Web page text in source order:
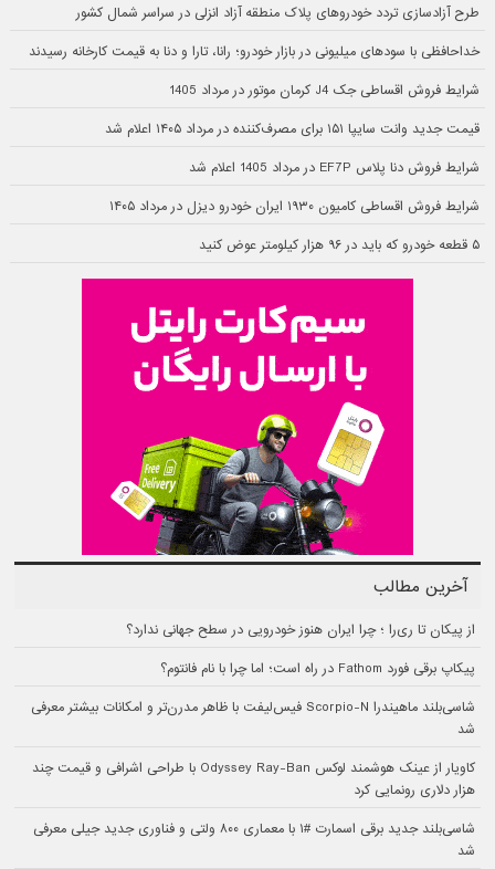
طرح آزادسازی تردد خودروهای پلاک منطقه آزاد انزلی در سراسر شمال کشور
خداحافظی با سودهای میلیونی در بازار خودرو؛ رانا، تارا و دنا به قیمت کارخانه رسیدند
شرایط فروش اقساطی جک J4 کرمان موتور در مرداد 1405
قیمت جدید وانت سایپا ۱۵۱ برای مصرف‌کننده در مرداد ۱۴۰۵ اعلام شد
شرایط فروش دنا پلاس EF7P در مرداد 1405 اعلام شد
شرایط فروش اقساطی کامیون ۱۹۳۰ ایران خودرو دیزل در مرداد ۱۴۰۵
۵ قطعه خودرو که باید در ۹۶ هزار کیلومتر عوض کنید
آخرین مطالب
از پیکان تا ری‌را ؛ چرا ایران هنوز خودرویی در سطح جهانی ندارد؟
پیکاپ برقی فورد Fathom در راه است؛ اما چرا با نام فانتوم؟
شاسی‌بلند ماهیندرا Scorpio-N فیس‌لیفت با ظاهر مدرن‌تر و امکانات بیشتر معرفی
شد
کاویار از عینک هوشمند لوکس Odyssey Ray-Ban با طراحی اشرافی و قیمت چند
هزار دلاری رونمایی کرد
شاسی‌بلند جدید برقی اسمارت #۱ با معماری ۸۰۰ ولتی و فناوری جدید جیلی معرفی
شد